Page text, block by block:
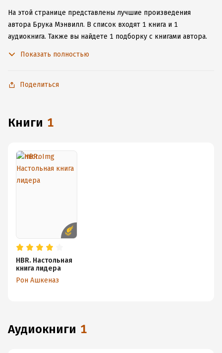
На этой странице представлены лучшие произведения
автора Брука Мэнвилл. В список входят 1 книга и 1
аудиокнига. Также вы найдете 1 подборку с книгами автора.
чтобы не расставаться с любимыми произведениями даже
Показать полностью
Поделиться
книги 1
HBR. Настольная
книга лидера
Рон Ашкеназ
аудиокниги 1